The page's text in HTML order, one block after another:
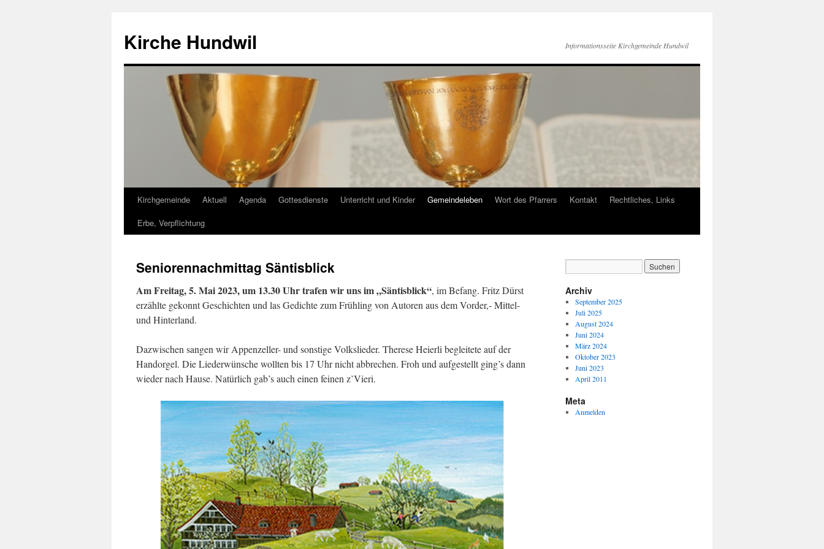
springen
Kirche Hundwil Informationsseite Kirchgemeinde Hundwil
Kirchgemeinde Aktuell Agenda Gottesdienste Unterricht und Kinder Gemeindeleben Wort des Pfarrers Kontakt
Rechtliches, Links
Erbe, Verpflichtung
Seniorennachmittag Säntisblick
Am Freitag, 5. Mai 2023, um 13.30 Uhr trafen wir uns im „Säntisblick“, im Befang. Fritz Dürst
erzählte gekonnt Geschichten und las Gedichte zum Frühling von Autoren aus dem Vorder,- Mittel-
und Hinterland.
Dazwischen sangen wir Appenzeller- und sonstige Volkslieder. Therese Heierli begleitete auf der
Handorgel. Die Liederwünsche wollten bis 17 Uhr nicht abbrechen. Froh und aufgestellt ging’s dann
wieder nach Hause. Natürlich gab’s auch einen feinen z’Vieri.
Archiv
September 2025
Juli 2025
August 2024
Juni 2024
März 2024
Oktober 2023
Juni 2023
April 2011
Meta
Anmelden